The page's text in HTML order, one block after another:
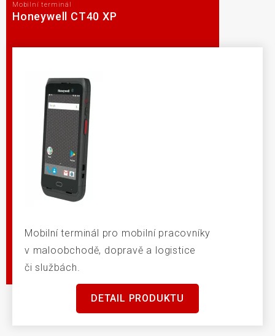
Mobilní terminál
Honeywell CT40 XP
Mobilní terminál pro mobilní pracovníky
v maloobchodě, dopravě a logistice
či službách.
DETAIL PRODUKTU